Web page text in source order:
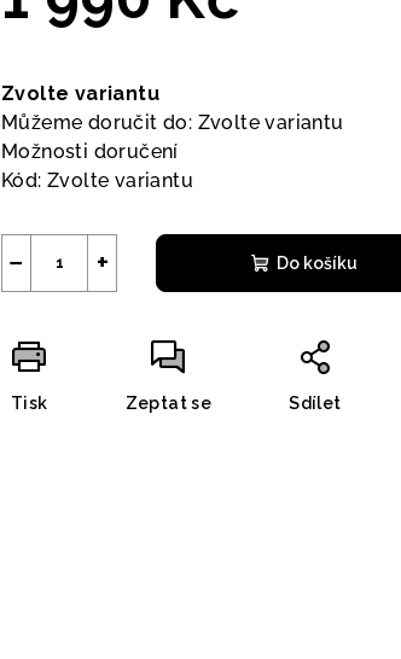
cena:
Zvolte variantu
Můžeme doručit do: Zvolte variantu
Možnosti doručení
Kód: Zvolte variantu
+
− Do košíku
Tisk Zeptat se Sdílet